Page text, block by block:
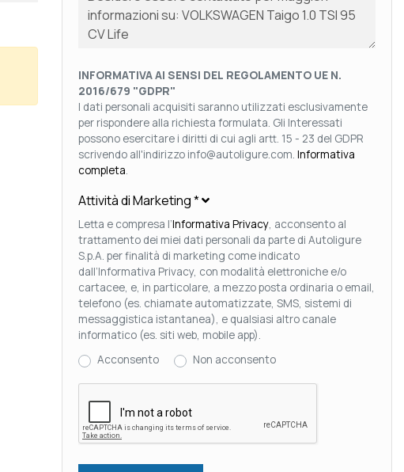
INFORMATIVA AI SENSI DEL REGOLAMENTO UE N.
2016/679 "GDPR"
I dati personali acquisiti saranno utilizzati esclusivamente
per rispondere alla richiesta formulata. Gli Interessati
possono esercitare i diritti di cui agli artt. 15 - 23 del GDPR
scrivendo all'indirizzo info@autoligure.com. Informativa
completa.
Attività di Marketing*
Letta e compresa l’Informativa Privacy, acconsento al
trattamento dei miei dati personali da parte di Autoligure
S.p.A. per finalità di marketing come indicato
dall’Informativa Privacy, con modalità elettroniche e/o
cartacee, e, in particolare, a mezzo posta ordinaria o email,
telefono (es. chiamate automatizzate, SMS, sistemi di
messaggistica istantanea), e qualsiasi altro canale
informatico (es. siti web, mobile app).
Acconsento
Non acconsento